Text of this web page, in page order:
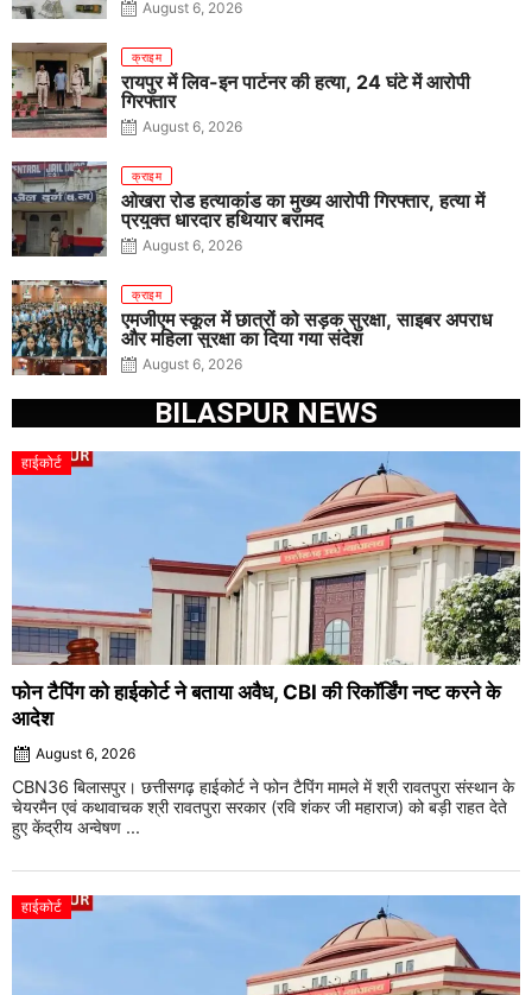
August 6, 2026
क्राइम
रायपुर में लिव-इन पार्टनर की हत्या, 24 घंटे में आरोपी
गिरफ्तार
August 6, 2026
क्राइम
ओखरा रोड हत्याकांड का मुख्य आरोपी गिरफ्तार, हत्या में
प्रयुक्त धारदार हथियार बरामद
August 6, 2026
क्राइम
एमजीएम स्कूल में छात्रों को सड़क सुरक्षा, साइबर अपराध
और महिला सुरक्षा का दिया गया संदेश
August 6, 2026
BILASPUR NEWS
हाईकोर्ट
फोन टैपिंग को हाईकोर्ट ने बताया अवैध, CBI की रिकॉर्डिंग नष्ट करने के
आदेश
August 6, 2026
CBN36 बिलासपुर। छत्तीसगढ़ हाईकोर्ट ने फोन टैपिंग मामले में श्री रावतपुरा संस्थान के
चेयरमैन एवं कथावाचक श्री रावतपुरा सरकार (रवि शंकर जी महाराज) को बड़ी राहत देते
हुए केंद्रीय अन्वेषण ...
हाईकोर्ट